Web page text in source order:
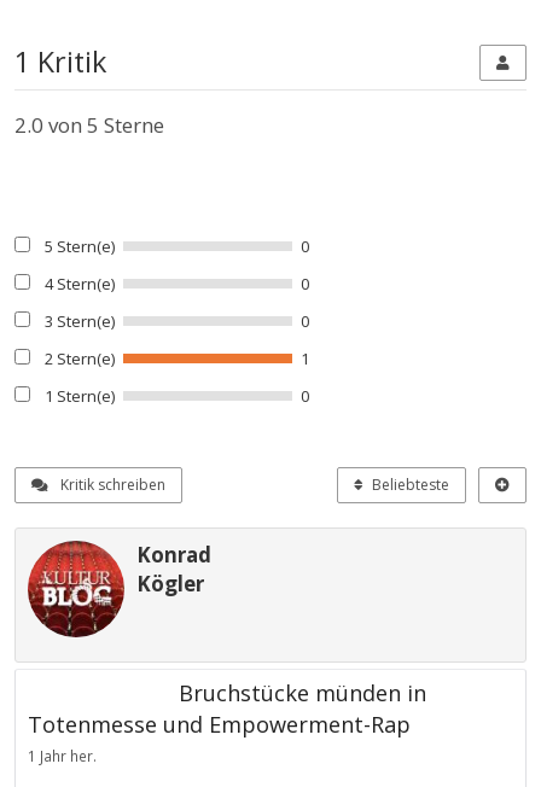
1 Kritik
2.0 von 5 Sterne
5 Stern(e)
0
4 Stern(e)
0
3 Stern(e)
0
2 Stern(e)
1
1 Stern(e)
0
Kritik schreiben Beliebteste
Konrad
Kögler
Bruchstücke münden in
Totenmesse und Empowerment-Rap
1 Jahr her.